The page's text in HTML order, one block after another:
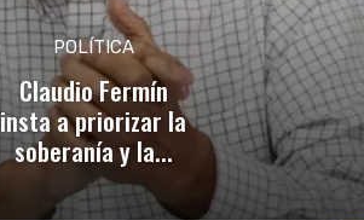
POLÍTICA
Claudio Fermín
insta a priorizar la
soberanía y la...